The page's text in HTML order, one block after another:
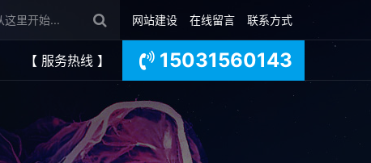
网站建设 在线留言 联系方式
【 服务热线 】 15031560143